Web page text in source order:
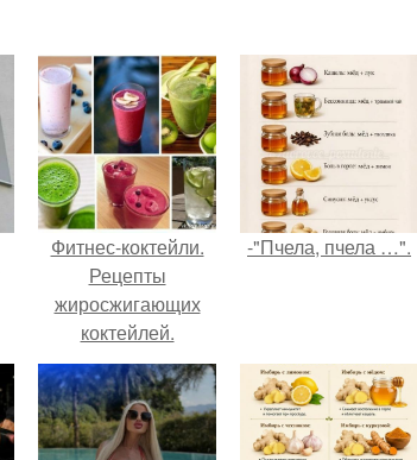
Фитнес-коктейли.
Рецепты
жиросжигающих
коктейлей.
-"Пчела, пчела …".